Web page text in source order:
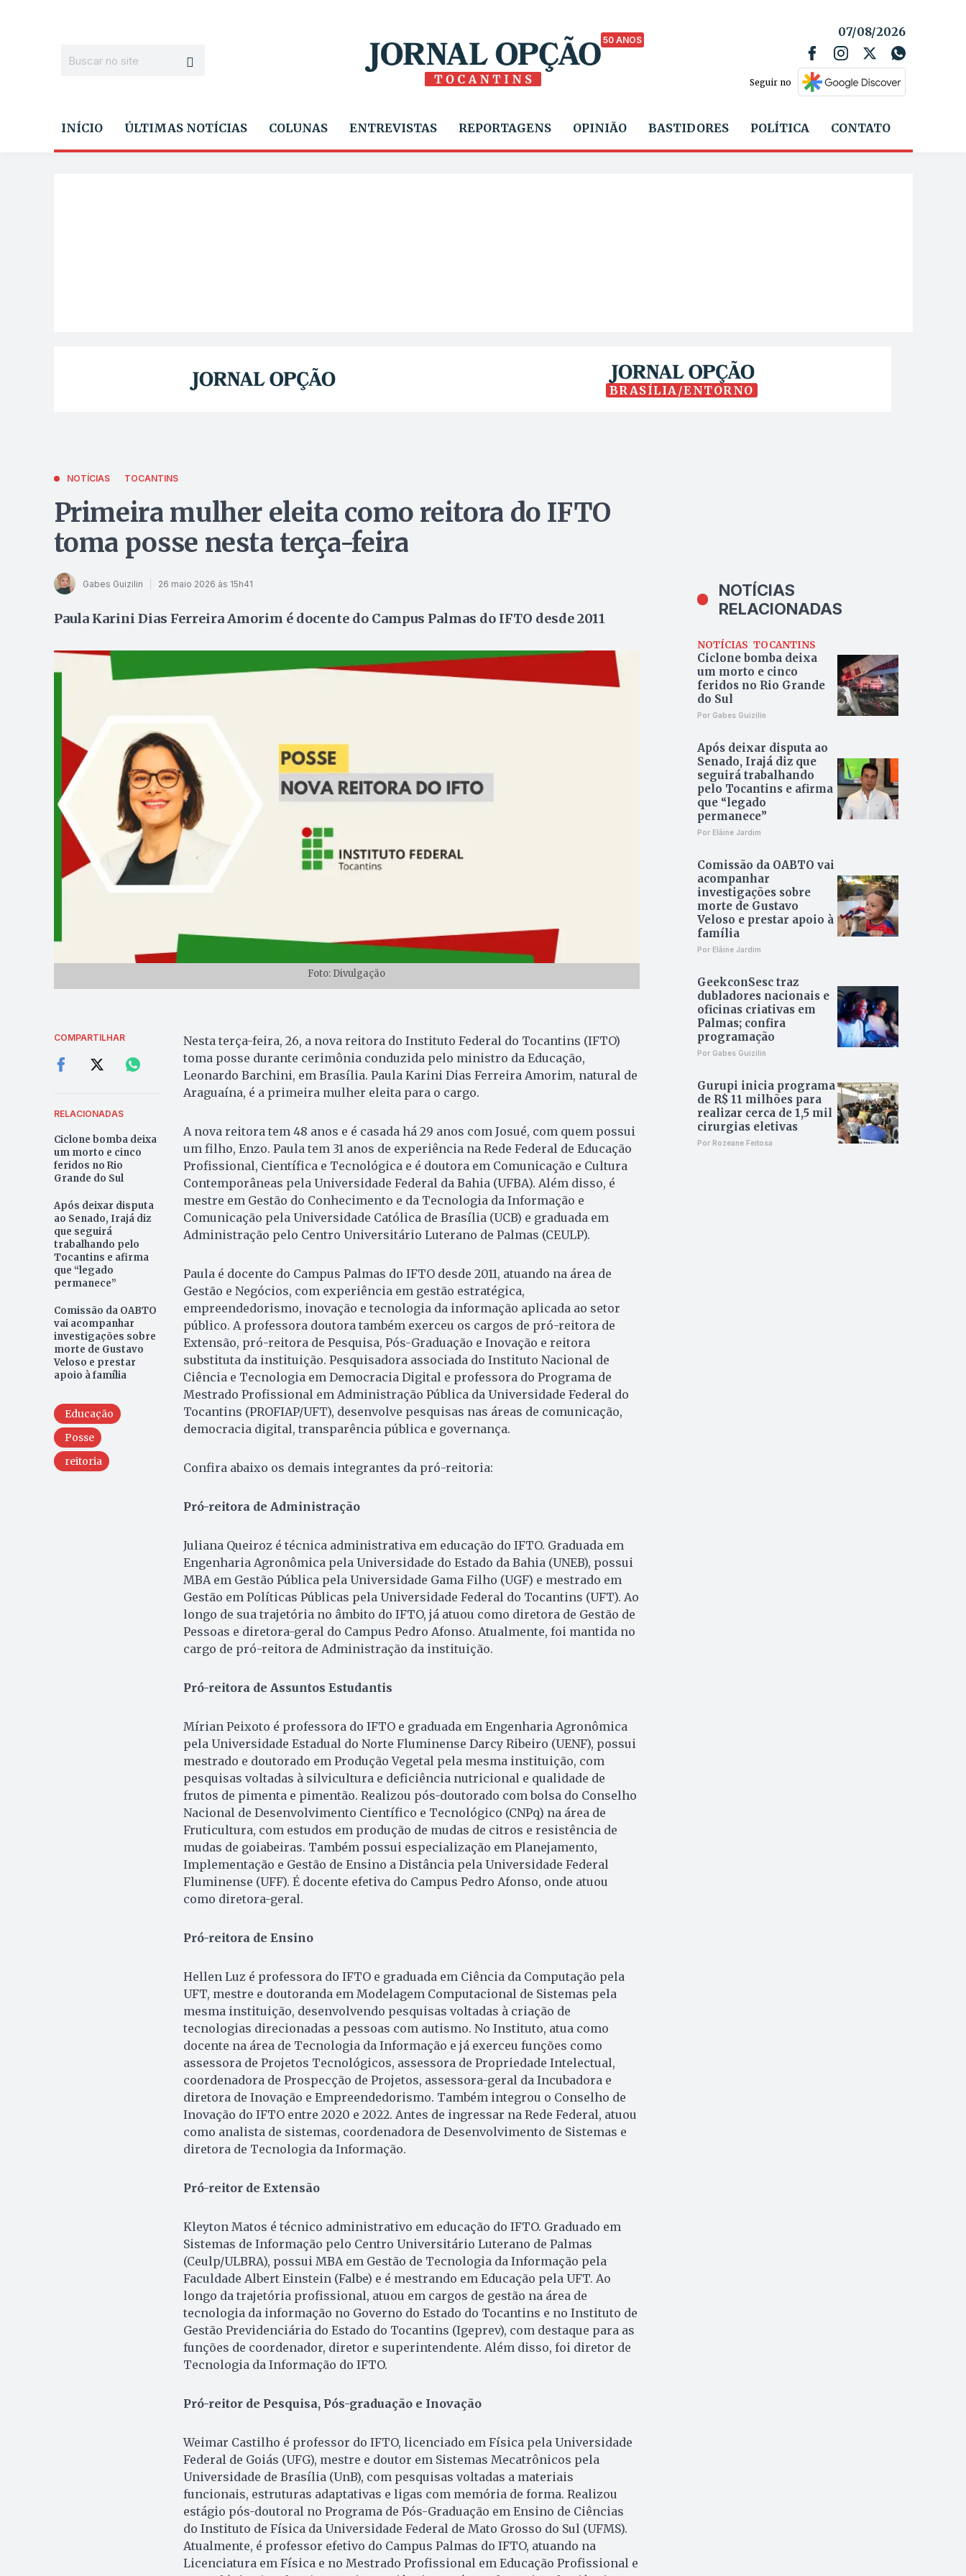
50 ANOS
07/08/2026
Seguir no
INÍCIO ÚLTIMAS NOTÍCIAS COLUNAS ENTREVISTAS REPORTAGENS OPINIÃO BASTIDORES POLÍTICA CONTATO
BRASÍLIA/ENTORNO
NOTÍCIAS TOCANTINS
Primeira mulher eleita como reitora do IFTO
toma posse nesta terça-feira
Gabes Guizilin 26 maio 2026 às 15h41
Paula Karini Dias Ferreira Amorim é docente do Campus Palmas do IFTO desde 2011
Foto: Divulgação
COMPARTILHAR
RELACIONADAS
Ciclone bomba deixa
um morto e cinco
feridos no Rio
Grande do Sul
Após deixar disputa
ao Senado, Irajá diz
que seguirá
trabalhando pelo
Tocantins e afirma
que “legado
permanece”
Comissão da OABTO
vai acompanhar
investigações sobre
morte de Gustavo
Veloso e prestar
apoio à família
Educação
Posse
reitoria
Nesta terça-feira, 26, a nova reitora do Instituto Federal do Tocantins (IFTO)
toma posse durante cerimônia conduzida pelo ministro da Educação,
Leonardo Barchini, em Brasília. Paula Karini Dias Ferreira Amorim, natural de
Araguaína, é a primeira mulher eleita para o cargo.
A nova reitora tem 48 anos e é casada há 29 anos com Josué, com quem possui
um filho, Enzo. Paula tem 31 anos de experiência na Rede Federal de Educação
Profissional, Científica e Tecnológica e é doutora em Comunicação e Cultura
Contemporâneas pela Universidade Federal da Bahia (UFBA). Além disso, é
mestre em Gestão do Conhecimento e da Tecnologia da Informação e
Comunicação pela Universidade Católica de Brasília (UCB) e graduada em
Administração pelo Centro Universitário Luterano de Palmas (CEULP).
Paula é docente do Campus Palmas do IFTO desde 2011, atuando na área de
Gestão e Negócios, com experiência em gestão estratégica,
empreendedorismo, inovação e tecnologia da informação aplicada ao setor
público. A professora doutora também exerceu os cargos de pró-reitora de
Extensão, pró-reitora de Pesquisa, Pós-Graduação e Inovação e reitora
substituta da instituição. Pesquisadora associada do Instituto Nacional de
Ciência e Tecnologia em Democracia Digital e professora do Programa de
Mestrado Profissional em Administração Pública da Universidade Federal do
Tocantins (PROFIAP/UFT), desenvolve pesquisas nas áreas de comunicação,
democracia digital, transparência pública e governança.
Confira abaixo os demais integrantes da pró-reitoria:
Pró-reitora de Administração
Juliana Queiroz é técnica administrativa em educação do IFTO. Graduada em
Engenharia Agronômica pela Universidade do Estado da Bahia (UNEB), possui
MBA em Gestão Pública pela Universidade Gama Filho (UGF) e mestrado em
Gestão em Políticas Públicas pela Universidade Federal do Tocantins (UFT). Ao
longo de sua trajetória no âmbito do IFTO, já atuou como diretora de Gestão de
Pessoas e diretora-geral do Campus Pedro Afonso. Atualmente, foi mantida no
cargo de pró-reitora de Administração da instituição.
Pró-reitora de Assuntos Estudantis
Mírian Peixoto é professora do IFTO e graduada em Engenharia Agronômica
pela Universidade Estadual do Norte Fluminense Darcy Ribeiro (UENF), possui
mestrado e doutorado em Produção Vegetal pela mesma instituição, com
pesquisas voltadas à silvicultura e deficiência nutricional e qualidade de
frutos de pimenta e pimentão. Realizou pós-doutorado com bolsa do Conselho
Nacional de Desenvolvimento Científico e Tecnológico (CNPq) na área de
Fruticultura, com estudos em produção de mudas de citros e resistência de
mudas de goiabeiras. Também possui especialização em Planejamento,
Implementação e Gestão de Ensino a Distância pela Universidade Federal
Fluminense (UFF). É docente efetiva do Campus Pedro Afonso, onde atuou
como diretora-geral.
Pró-reitora de Ensino
Hellen Luz é professora do IFTO e graduada em Ciência da Computação pela
UFT, mestre e doutoranda em Modelagem Computacional de Sistemas pela
mesma instituição, desenvolvendo pesquisas voltadas à criação de
tecnologias direcionadas a pessoas com autismo. No Instituto, atua como
docente na área de Tecnologia da Informação e já exerceu funções como
assessora de Projetos Tecnológicos, assessora de Propriedade Intelectual,
coordenadora de Prospecção de Projetos, assessora-geral da Incubadora e
diretora de Inovação e Empreendedorismo. Também integrou o Conselho de
Inovação do IFTO entre 2020 e 2022. Antes de ingressar na Rede Federal, atuou
como analista de sistemas, coordenadora de Desenvolvimento de Sistemas e
diretora de Tecnologia da Informação.
Pró-reitor de Extensão
Kleyton Matos é técnico administrativo em educação do IFTO. Graduado em
Sistemas de Informação pelo Centro Universitário Luterano de Palmas
(Ceulp/ULBRA), possui MBA em Gestão de Tecnologia da Informação pela
Faculdade Albert Einstein (Falbe) e é mestrando em Educação pela UFT. Ao
longo da trajetória profissional, atuou em cargos de gestão na área de
tecnologia da informação no Governo do Estado do Tocantins e no Instituto de
Gestão Previdenciária do Estado do Tocantins (Igeprev), com destaque para as
funções de coordenador, diretor e superintendente. Além disso, foi diretor de
Tecnologia da Informação do IFTO.
Pró-reitor de Pesquisa, Pós-graduação e Inovação
Weimar Castilho é professor do IFTO, licenciado em Física pela Universidade
Federal de Goiás (UFG), mestre e doutor em Sistemas Mecatrônicos pela
Universidade de Brasília (UnB), com pesquisas voltadas a materiais
funcionais, estruturas adaptativas e ligas com memória de forma. Realizou
estágio pós-doutoral no Programa de Pós-Graduação em Ensino de Ciências
do Instituto de Física da Universidade Federal de Mato Grosso do Sul (UFMS).
Atualmente, é professor efetivo do Campus Palmas do IFTO, atuando na
Licenciatura em Física e no Mestrado Profissional em Educação Profissional e
NOTÍCIAS
RELACIONADAS
NOTÍCIAS TOCANTINS
Ciclone bomba deixa
um morto e cinco
feridos no Rio Grande
do Sul
Por Gabes Guizilin
Após deixar disputa ao
Senado, Irajá diz que
seguirá trabalhando
pelo Tocantins e afirma
que “legado
permanece”
Por Elâine Jardim
Comissão da OABTO vai
acompanhar
investigações sobre
morte de Gustavo
Veloso e prestar apoio à
família
Por Elâine Jardim
GeekconSesc traz
dubladores nacionais e
oficinas criativas em
Palmas; confira
programação
Por Gabes Guizilin
Gurupi inicia programa
de R$ 11 milhões para
realizar cerca de 1,5 mil
cirurgias eletivas
Por Rozeane Feitosa